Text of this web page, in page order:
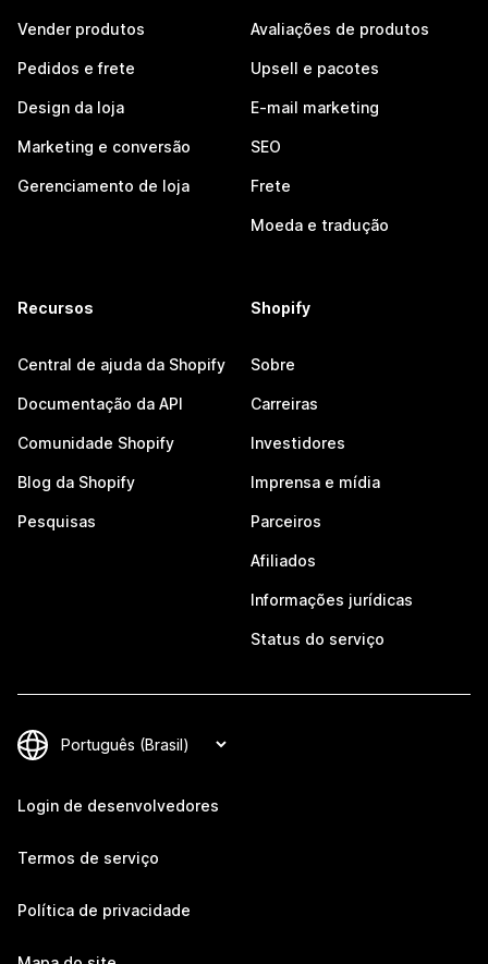
Vender produtos
Pedidos e frete
Design da loja
Marketing e conversão
Gerenciamento de loja
Avaliações de produtos
Upsell e pacotes
E-mail marketing
SEO
Frete
Moeda e tradução
Recursos
Central de ajuda da Shopify
Documentação da API
Comunidade Shopify
Blog da Shopify
Pesquisas
Shopify
Sobre
Carreiras
Investidores
Imprensa e mídia
Parceiros
Afiliados
Informações jurídicas
Status do serviço
Login de desenvolvedores
Termos de serviço
Política de privacidade